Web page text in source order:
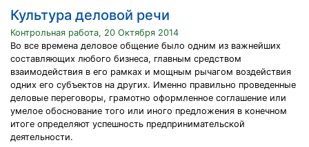
Культура деловой речи
Контрольная работа, 20 Октября 2014
Во все времена деловое общение было одним из важнейших
составляющих любого бизнеса, главным средством
взаимодействия в его рамках и мощным рычагом воздействия
одних его субъектов на других. Именно правильно проведенные
деловые переговоры, грамотно оформленное соглашение или
умелое обоснование того или иного предложения в конечном
итоге определяют успешность предпринимательской
деятельности.